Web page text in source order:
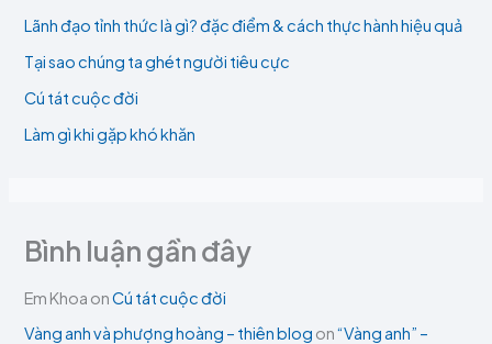
Lãnh đạo tỉnh thức là gì? đặc điểm & cách thực hành hiệu quả
Tại sao chúng ta ghét người tiêu cực
Cú tát cuộc đời
Làm gì khi gặp khó khăn
Bình luận gần đây
Em Khoa onCú tát cuộc đời
Vàng anh và phượng hoàng – thiên blog on“Vàng anh” –